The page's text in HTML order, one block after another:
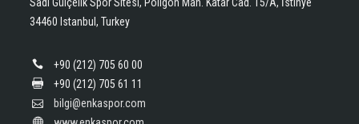
Avrupa
34460 Istanbul, Turkey
+90 (212) 705 60 00
+90 (212) 705 61 11
bilgi@enkaspor.com